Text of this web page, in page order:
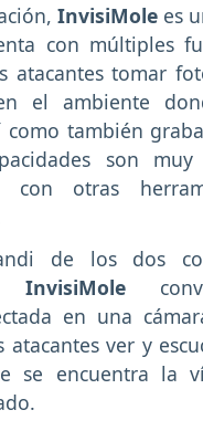
InvisiMole es
con múltiples
atacantes tomar
el ambiente
como también
son muy
con otras
de los dos
InvisiMole
en una
ver y
se encuentra la